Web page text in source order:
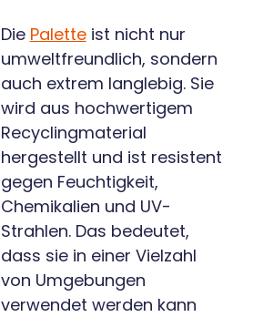
Die Paletteist nicht nur
umweltfreundlich, sondern
auch extrem langlebig. Sie
wird aus hochwertigem
Recyclingmaterial
hergestellt und ist resistent
gegen Feuchtigkeit,
Chemikalien und UV-
Strahlen. Das bedeutet,
dass sie in einer Vielzahl
von Umgebungen
verwendet werden kann